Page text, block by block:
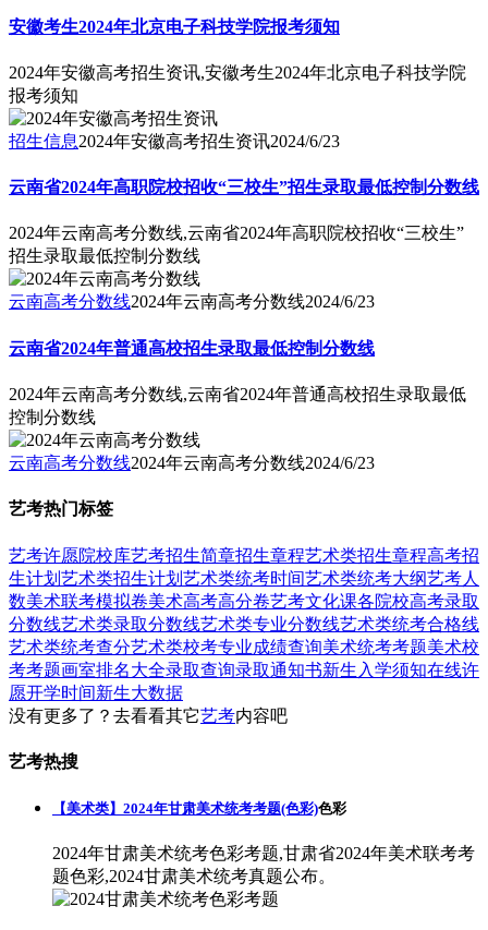
安徽考生2024年北京电子科技学院报考须知
2024年安徽高考招生资讯,安徽考生2024年北京电子科技学院
报考须知
招生信息2024年安徽高考招生资讯2024/6/23
云南省2024年高职院校招收“三校生”招生录取最低控制分数线
2024年云南高考分数线,云南省2024年高职院校招收“三校生”
招生录取最低控制分数线
云南高考分数线2024年云南高考分数线2024/6/23
云南省2024年普通高校招生录取最低控制分数线
2024年云南高考分数线,云南省2024年普通高校招生录取最低
控制分数线
云南高考分数线2024年云南高考分数线2024/6/23
艺考热门标签
艺考许愿院校库艺考招生简章招生章程艺术类招生章程高考招
生计划 艺术类招生计划 艺术类统考时间艺术类统考大纲艺考人
数美术联考模拟卷美术高考高分卷艺考文化课各院校高考录取
分数线艺术类录取分数线艺术类专业分数线艺术类统考合格线
艺术类统考查分艺术类校考专业成绩查询美术统考考题美术校
考考题画室排名大全录取查询录取通知书新生入学须知在线许
愿开学时间新生大数据
没有更多了？去看看其它艺考内容吧
艺考热搜
【美术类】2024年甘肃美术统考考题(色彩)色彩
2024年甘肃美术统考色彩考题,甘肃省2024年美术联考考
题色彩,2024甘肃美术统考真题公布。